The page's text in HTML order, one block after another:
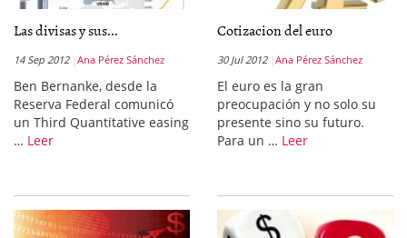
Las divisas y sus...
14 Sep 2012 Ana Pérez Sánchez
Ben Bernanke, desde la
Reserva Federal comunicó
un Third Quantitative easing
… Leer
Cotizacion del euro
30 Jul 2012 Ana Pérez Sánchez
El euro es la gran
preocupación y no solo su
presente sino su futuro.
Para un … Leer